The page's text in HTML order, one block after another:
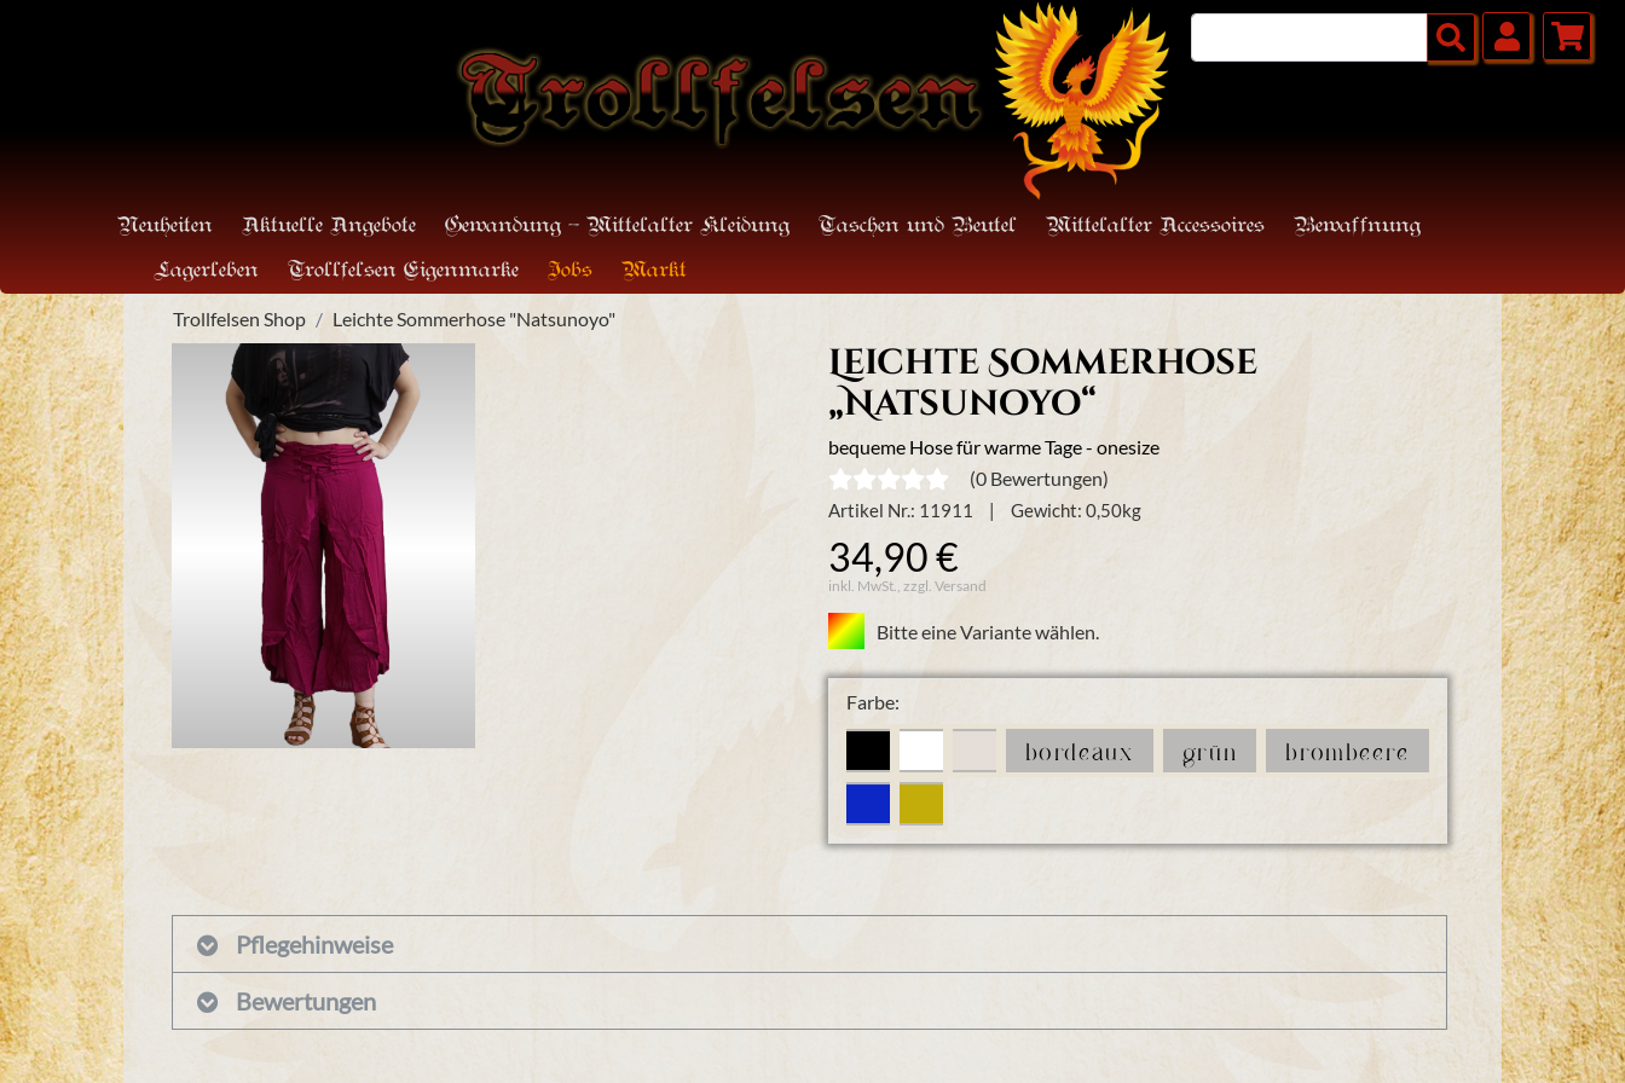
Neuheiten Aktuelle Angebote Gewandung - Mittelalter Kleidung Taschen und Beutel Mittelalter Accessoires
Bewaffnung
Lagerleben
Trollfelsen Eigenmarke Jobs Markt
Trollfelsen Shop Leichte Sommerhose "Natsunoyo"
Leichte Sommerhose
„Natsunoyo“
bequeme Hose für warme Tage - onesize
(0 Bewertungen)
Artikel Nr.: 11911 Gewicht: 0,50kg
34,90 €
inkl. MwSt., zzgl. Versand
Bitte eine Variante wählen.
Farbe:
bordeaux grün brombeere
Pflegehinweise
Bewertungen